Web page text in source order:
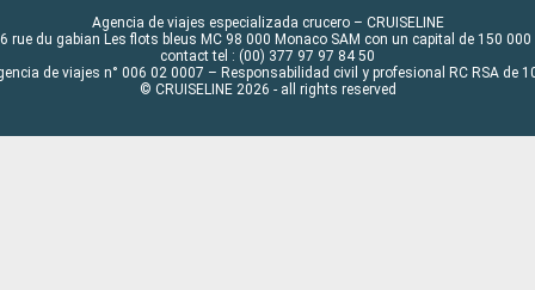
Agencia de viajes especializada crucero – CRUISELINE
rue du gabian Les flots bleus MC 98 000 Monaco SAM con un capital de 150 000
contact tel : (00) 377 97 97 84 50
de viajes n° 006 02 0007 – Responsabilidad civil y profesional RC RSA de
© CRUISELINE 2026 - all rights reserved